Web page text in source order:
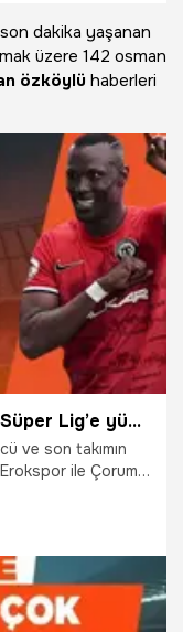
dakika yaşanan
üzere 142 osman
özköylü haberleri
Esenler Erokspor ile Çorum FK, Süper Lig’e yükselmek için karşı karşıya geliyor! Kritik maçın heyecanı canlı sohbet ile Misli’de
ve son takımın
ile Çorum